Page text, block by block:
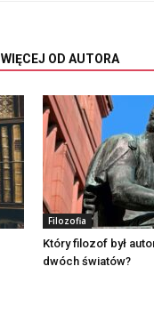
WIĘCEJ OD AUTORA
Filozofia
Który filozof był
dwóch światów?